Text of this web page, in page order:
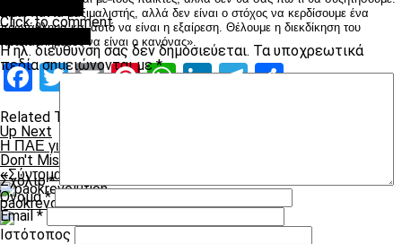
Είμαι πάντα μαξιμαλιστής, αλλά δεν είναι ο στόχος να κερδίσουμε ένα
πρωτάθλημα και αυτό να είναι η εξαίρεση. Θέλουμε η διεκδίκηση του
πρωταθλήματος να είναι ο κανόνας».
Facebook
Twitter
EmailPinterest
WhatsApp
LinkedIn
Telegram
Related Topics:
Up Next
Η ΠΑΕ για την νέα σελίδα στη διοίκηση
Don't Miss
«Σύντομα θα είμαι κοντά στην ομάδα»
paokrevolution
Click to comment
Η ηλ. διεύθυνση σας δεν δημοσιεύεται. Τα υποχρεωτικά
πεδία σημειώνονται με*
Σχόλιο*
Όνομα*
Email*
Ιστότοπος